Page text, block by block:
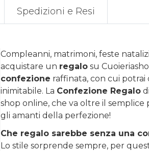
Spedizioni e Resi
Compleanni, matrimoni, feste
acquistare un regalo su
confezione raffinata, con cui
inimitabile. La Confezione Regalo
shop online, che va oltre il
gli amanti della perfezione!
Che regalo sarebbe senza una
Lo stile sorprende sempre, per